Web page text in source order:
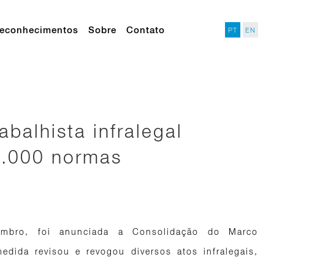
Sobre Contato PT EN
infralegal
normas
foi anunciada a Consolidação do Marco
revisou e revogou diversos atos infralegais,